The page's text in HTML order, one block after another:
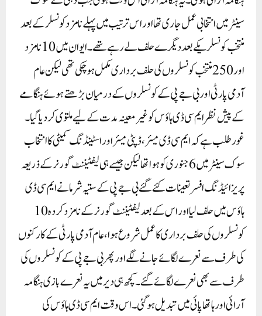
سینٹر میں انتخابی عمل جاری تھا اور اس ترتیب میں پہلے نامزد کونسلر کے بعد
منتخب کونسلر یکے بعد دیگرے حلف لے رہے تھے۔ ایوان میں 10 نامزد
اور 250 منتخب کونسلروں کی حلف برداری مکمل ہو چکی تھی لیکن عام
آدمی پارٹی اور بی جے پی کے کونسلروں کے درمیان بڑھتے ہوئے ہنگامے
کے پیش نظر ایم سی ڈی ہاؤس کو غیر معینہ مدت کے لیے ملتوی کر دیا گیا۔
غورطلب ہے کہ ایم سی ڈی میئر، ڈپٹی میئر اور اسٹینڈنگ کمیٹی کا انتخاب
سوک سینٹر میں 6 جنوری کو ہوا تھا لیکن جیسے ہی لیفٹیننٹ گورنر کے ذریعہ
پریزائیڈنگ افسر تعینات کئے گئے بی جے پی کے ستیہ شرما نے ایم سی ڈی
ہاؤس میں حلف لیا اور اس کے بعد لیفٹیننٹ گورنر کے نامزد کردہ 10
کونسلروں کی حلف برداری کا عمل شروع ہوا، عام آدمی پارٹی کے کارکنوں
کی طرف سے نعرے لگائے جانے لگے اور پھر بی جے پی کے کونسلروں کی
طرف سے بھی نعرے لگائے گئے۔ کچھ ہی دیر میں یہ نعرے بازی ہنگامہ
آرائی اور ہاتھاپائی میں تبدیل ہو گئی۔ اس وقت ایم سی ڈی ہاؤس کی